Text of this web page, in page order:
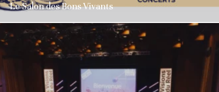
Le Salon des Bons Vivants